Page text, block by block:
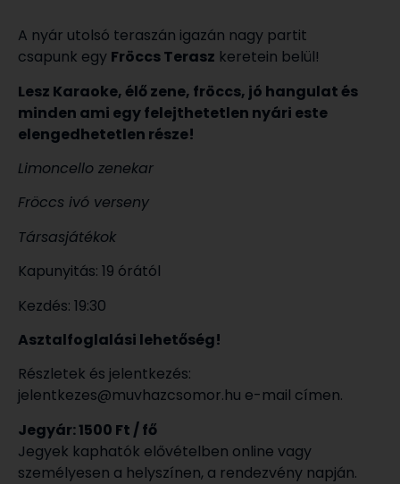
A nyár utolsó teraszán igazán nagy partit
csapunk egy Fröccs Terasz keretein belül!
Lesz Karaoke, élő zene, fröccs, jó hangulat és
minden ami egy felejthetetlen nyári este
elengedhetetlen része!
Limoncello zenekar
Fröccs ivó verseny
Társasjátékok
Kapunyitás: 19 órától
Kezdés: 19:30
Asztalfoglalási lehetőség!
Részletek és jelentkezés:
jelentkezes@muvhazcsomor.hu e-mail címen.
Jegyár: 1500 Ft / fő
Jegyek kaphatók elővételben online vagy
személyesen a helyszínen, a rendezvény napján.